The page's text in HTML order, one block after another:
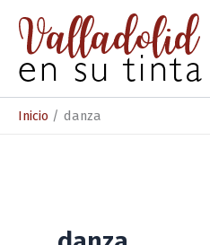
contenido
Inicio danza